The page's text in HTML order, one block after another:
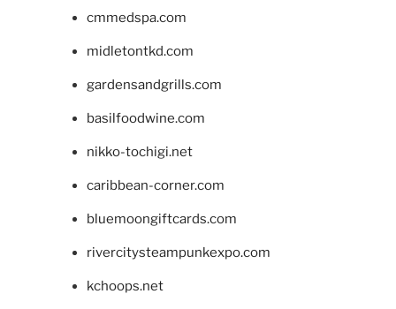
cmmedspa.com
midletontkd.com
gardensandgrills.com
basilfoodwine.com
nikko-tochigi.net
caribbean-corner.com
bluemoongiftcards.com
rivercitysteampunkexpo.com
kchoops.net